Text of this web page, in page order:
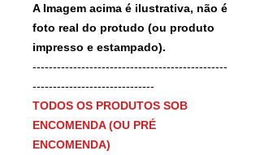
A Imagem acima é ilustrativa, não é
foto real do protudo (ou produto
impresso e estampado).
------------------------------------------------
------------------------------
TODOS OS PRODUTOS SOB
ENCOMENDA (OU PRÉ
ENCOMENDA)